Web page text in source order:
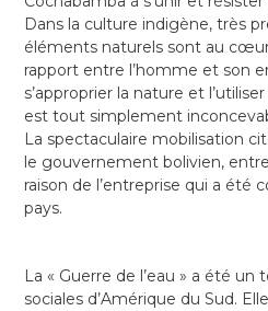
Dans la culture indigène, très
éléments naturels sont au
rapport entre l’homme et son
s’approprier la nature et
est tout simplement
La spectaculaire mobilisation
le gouvernement bolivien,
raison de l’entreprise qui a été
pays.
La « Guerre de l’eau » a été
sociales d’Amérique du Sud.